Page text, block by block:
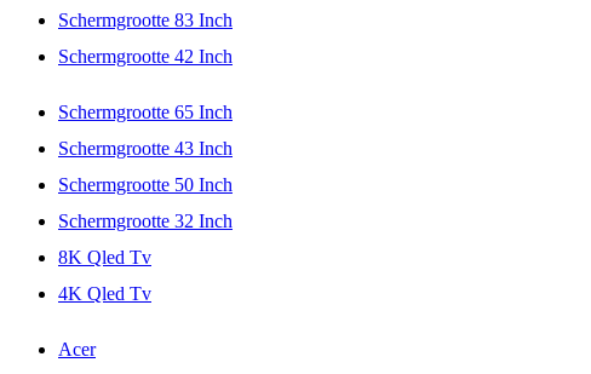
Schermgrootte 83 Inch
Schermgrootte 42 Inch
Schermgrootte 65 Inch
Schermgrootte 43 Inch
Schermgrootte 50 Inch
Schermgrootte 32 Inch
8K Qled Tv
4K Qled Tv
Acer